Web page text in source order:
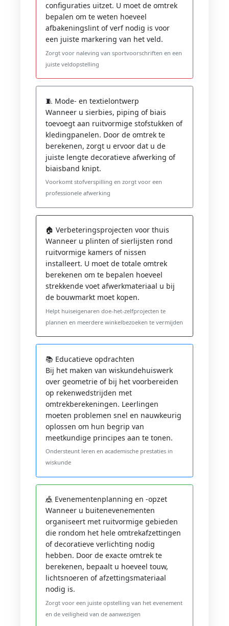
configuraties uitzet. U moet de omtrek
bepalen om te weten hoeveel
afbakeningslint of verf nodig is voor
een juiste markering van het veld.
Zorgt voor naleving van sportvoorschriften en een
juiste veldopstelling
🧵 Mode- en textielontwerp
Wanneer u sierbies, piping of biais
toevoegt aan ruitvormige stofstukken of
kledingpanelen. Door de omtrek te
berekenen, zorgt u ervoor dat u de
juiste lengte decoratieve afwerking of
biaisband knipt.
Voorkomt stofverspilling en zorgt voor een
professionele afwerking
🏠 Verbeteringsprojecten voor thuis
Wanneer u plinten of sierlijsten rond
ruitvormige kamers of nissen
installeert. U moet de totale omtrek
berekenen om te bepalen hoeveel
strekkende voet afwerkmateriaal u bij
de bouwmarkt moet kopen.
Helpt huiseigenaren doe-het-zelfprojecten te
plannen en meerdere winkelbezoeken te vermijden
📚 Educatieve opdrachten
Bij het maken van wiskundehuiswerk
over geometrie of bij het voorbereiden
op rekenwedstrijden met
omtrekberekeningen. Leerlingen
moeten problemen snel en nauwkeurig
oplossen om hun begrip van
meetkundige principes aan te tonen.
Ondersteunt leren en academische prestaties in
wiskunde
🎪 Evenementenplanning en -opzet
Wanneer u buitenevenementen
organiseert met ruitvormige gebieden
die rondom het hele omtrekafzettingen
of decoratieve verlichting nodig
hebben. Door de exacte omtrek te
berekenen, bepaalt u hoeveel touw,
lichtsnoeren of afzettingsmateriaal
nodig is.
Zorgt voor een juiste opstelling van het evenement
en de veiligheid van de aanwezigen